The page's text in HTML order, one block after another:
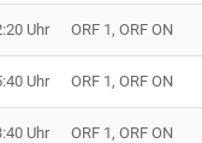
Uhr ORF 1, ORF ON
Uhr ORF 1, ORF ON
Uhr ORF 1, ORF ON